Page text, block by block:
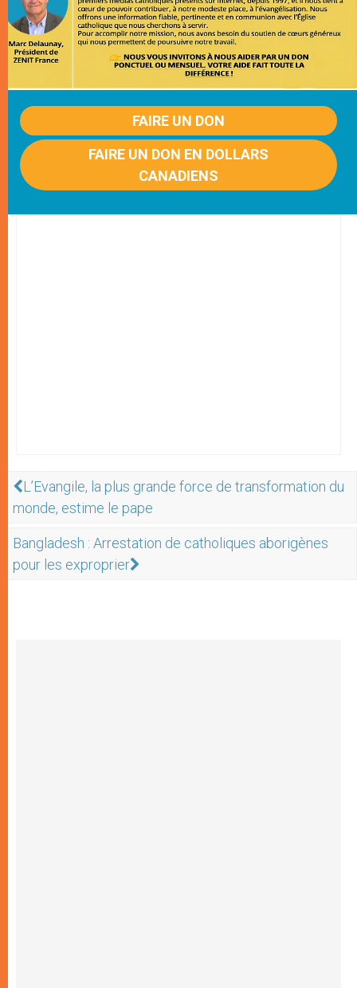
FAIRE UN DON
FAIRE UN DON EN DOLLARS
CANADIENS
L’Evangile, la plus grande force de transformation du
monde, estime le pape
Bangladesh : Arrestation de catholiques aborigènes
pour les exproprier